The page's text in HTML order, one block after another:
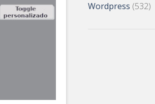
Wordpress (532)